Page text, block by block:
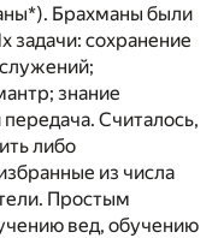
Брахманы были
задачи: сохранение
знание
Считалось,
либо
из числа
Простым
вед, обучению